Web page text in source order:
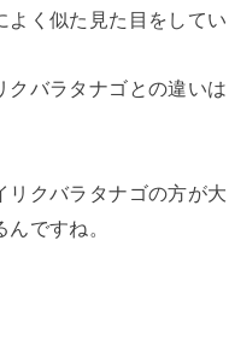
よく似た見た目をしてい
クバラタナゴとの違い
リクバラタナゴの方が
ですね。